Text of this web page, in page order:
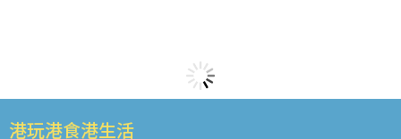
港玩港食港生活